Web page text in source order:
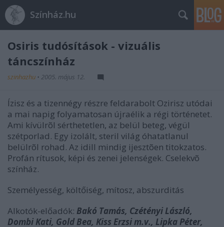
Színház.hu
Osiris tudósítások - vizuális
táncszínház
szinhazhu • 2005. május 12.
Ízisz és a tizennégy részre feldarabolt Ozirisz utódai
a mai napig folyamatosan újraélik a régi történetet.
Ami kívülrõl sérthetetlen, az belül beteg, végül
szétporlad. Egy izolált, steril világ óhatatlanul
belülrõl rohad. Az idill mindig ijesztõen titokzatos.
Profán rítusok, képi és zenei jelenségek. Cselekvõ
színház.
Személyesség, költőiség, mítosz, abszurditás
Alkotók-előadók: Bakó Tamás, Czétényi László,
Dombi Kati, Gold Bea, Kiss Erzsi m.v., Lipka Péter,